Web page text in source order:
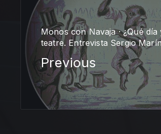
Monos con Navaja · ¿Qué
teatre. Entrevista Sergio
Previous